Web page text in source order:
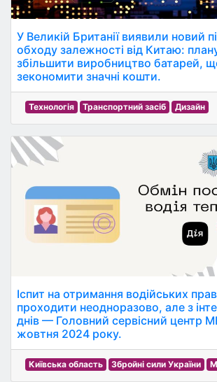
У Великій Британії виявили новий
обходу залежності від Китаю:
збільшити виробництво батарей,
зекономити значні кошти.
Технологія Транспортний засіб Дизайн
Іспит на отримання водійських
проходити неодноразово, але з
днів — Головний сервісний центр
жовтня 2024 року.
Київська область Збройні сили України